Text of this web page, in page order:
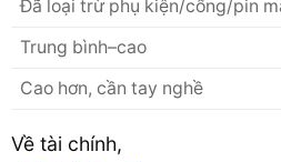
Đã loại trừ phụ kiện/cổng/pin
Trung bình–cao
Cao hơn, cần tay nghề
Về tài chính,